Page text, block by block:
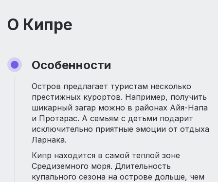
О Кипре
Особенности
Остров предлагает туристам несколько
престижных курортов. Например, получить
шикарный загар можно в районах Айя-Напа
и Протарас. А семьям с детьми подарит
исключительно приятные эмоции от отдыха
Ларнака.
Кипр находится в самой теплой зоне
Средиземного моря. Длительность
купального сезона на острове дольше, чем